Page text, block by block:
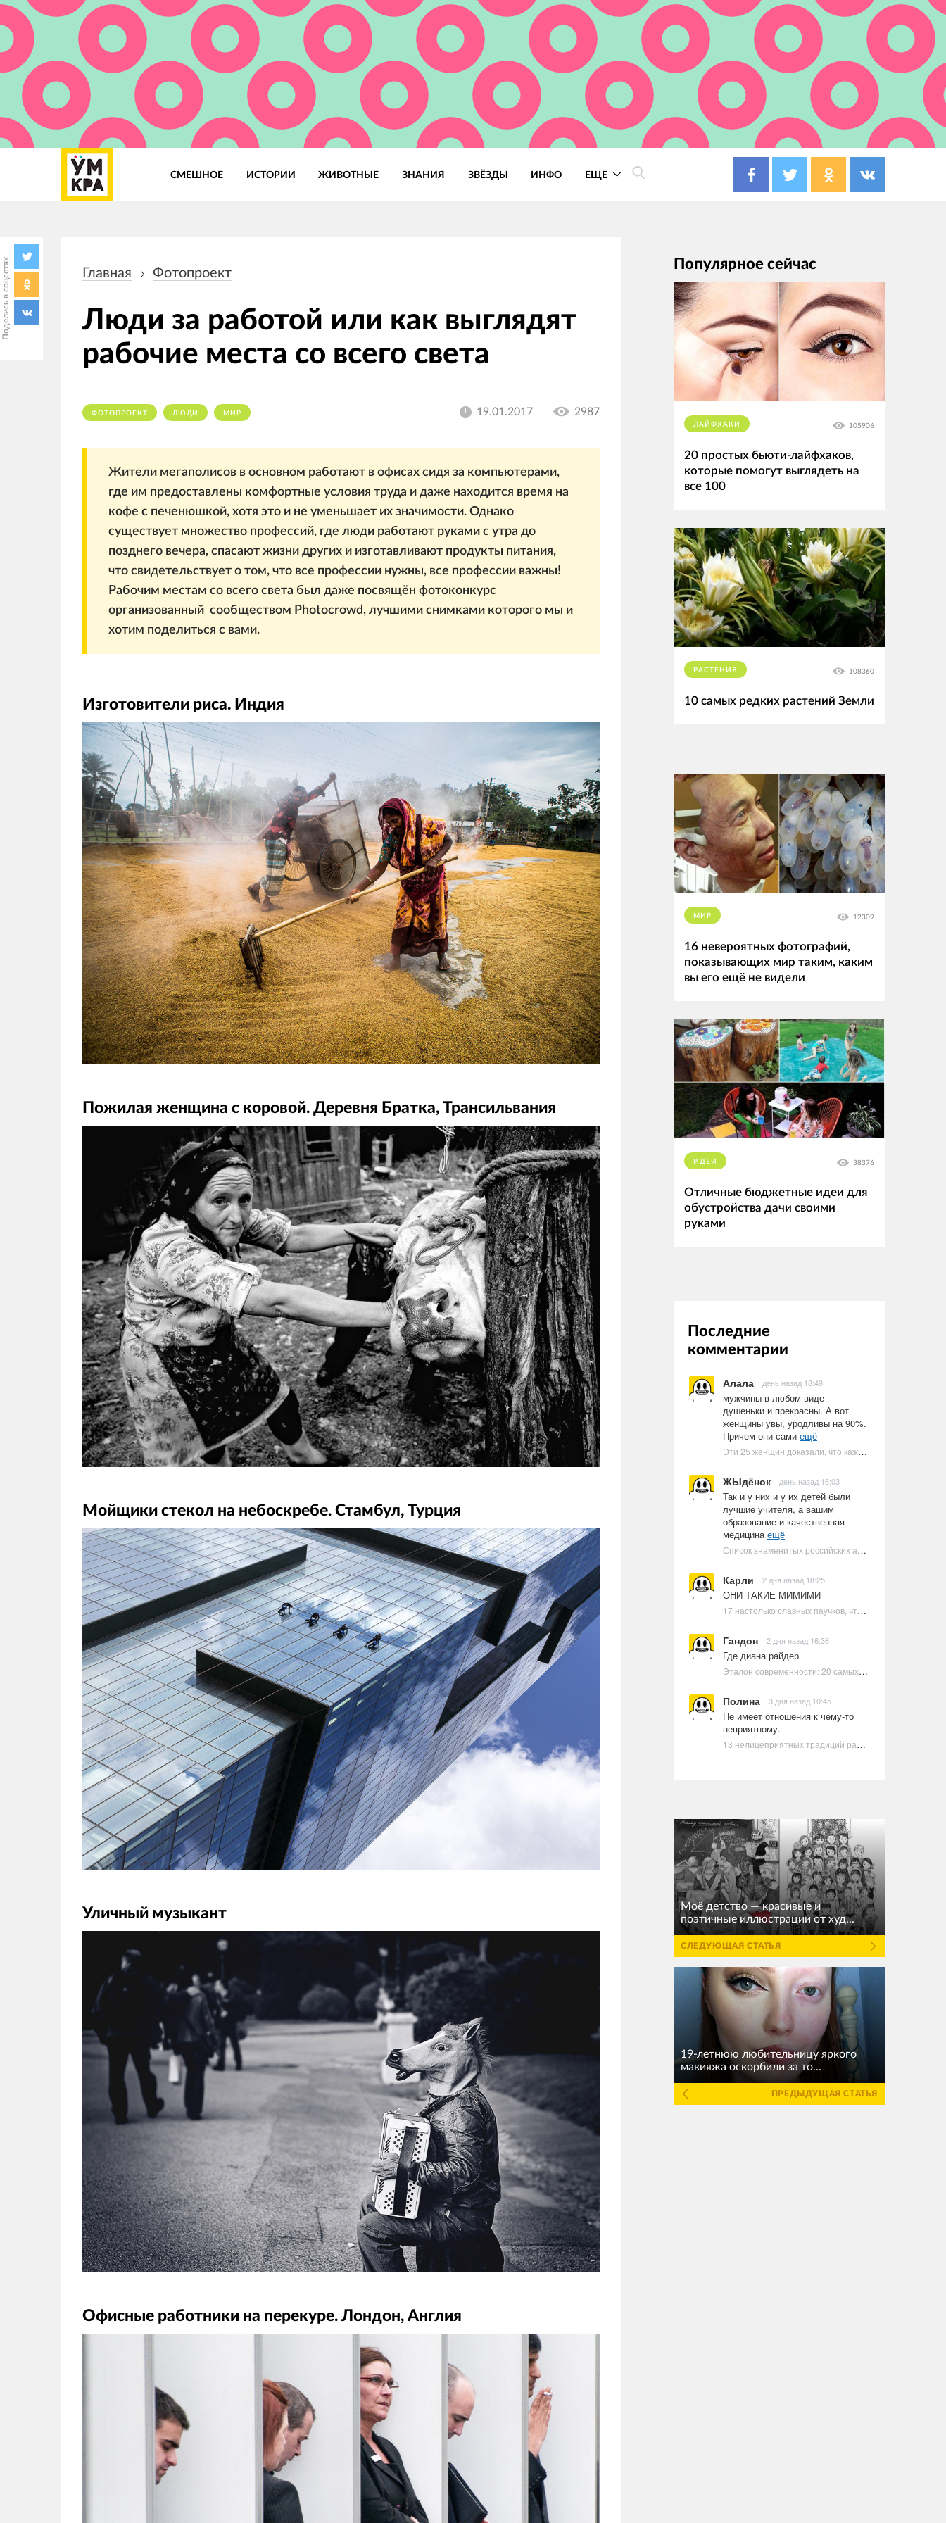
СМЕШНОЕ ИСТОРИИ ЖИВОТНЫЕ ЗНАНИЯ ЗВЁЗДЫ ИНФО ЕЩЕ
Поделись в соцсетях навигации
Главная Фотопроект
Люди за работой или как выглядят
рабочие места со всего света
ФОТОПРОЕКТ ЛЮДИ МИР 19.01.2017 2987
Жители мегаполисов в основном работают в офисах сидя за компьютерами,
где им предоставлены комфортные условия труда и даже находится время на
кофе с печенюшкой, хотя это и не уменьшает их значимости. Однако
существует множество профессий, где люди работают руками с утра до
позднего вечера, спасают жизни других и изготавливают продукты питания,
что свидетельствует о том, что все профессии нужны, все профессии важны!
Рабочим местам со всего света был даже посвящён фотоконкурс
организованный сообществом Photocrowd, лучшими снимками которого мы и
хотим поделиться с вами.
Изготовители риса. Индия
Пожилая женщина с коровой. Деревня Братка, Трансильвания
Мойщики стекол на небоскребе. Стамбул, Турция
Уличный музыкант
Офисные работники на перекуре. Лондон, Англия
Популярное сейчас
ЛАЙФХАКИ 105906
20 простых бьюти-лайфхаков,
которые помогут выглядеть на
все 100
РАСТЕНИЯ 108360
10 самых редких растений Земли
МИР 12309
16 невероятных фотографий,
показывающих мир таким, каким
вы его ещё не видели
ИДЕИ 38376
Отличные бюджетные идеи для
обустройства дачи своими
руками
Последние
комментарии
Алала день назад 18:49
мужчины в любом виде-
душеньки и прекрасны. А вот
женщины увы, уродливы на 90%.
Причем они сами ещё
Эти 25 женщин доказали, что каждое тело имеет право быть в бикини
ЖЫдёнок день назад 16:03
Так и у них и у их детей были
лучшие учителя, а вашим
образование и качественная
медицинаещё
Список знаменитых российских артистов-евреев | Ультрамарин
Карли 2 дня назад 18:25
ОНИ ТАКИЕ МИМИМИ
17 настолько славных паучков, что даже у арахнофобов появится желание их погладить
Гандон 2 дня назад 16:36
Где диана райдер
Эталон современности: 20 самых красивых и привлекательных актрис Голливуда, по мнению Google | Ультрамарин
Полина 3 дня назад 10:45
Не имеет отношения к чему-то
неприятному.
13 нелицеприятных традиций разных стран, которые могут шокировать неподготовленного человека
Моё детство — красивые и
поэтичные иллюстрации от худ...
СЛЕДУЮЩАЯ СТАТЬЯ
19-летнюю любительницу яркого
макияжа оскорбили за то...
ПРЕДЫДУЩАЯ СТАТЬЯ